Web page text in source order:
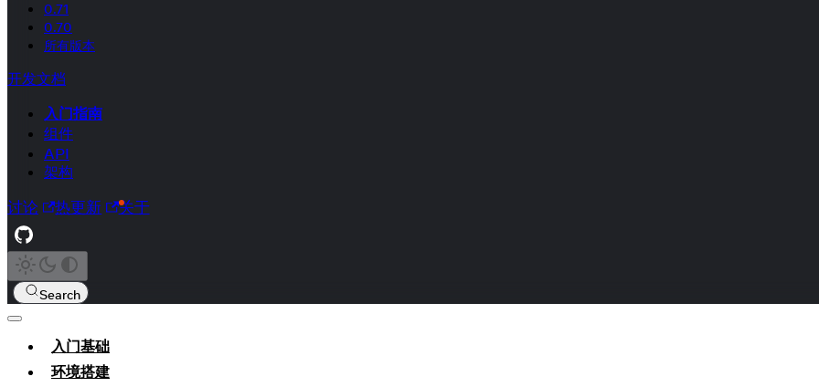
0.71
0.70
所有版本
开发文档
入门指南
组件
API
架构
讨论 热更新 关于
Search
入门基础
环境搭建